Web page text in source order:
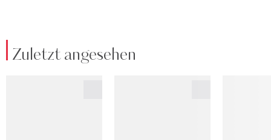
Zuletzt angesehen